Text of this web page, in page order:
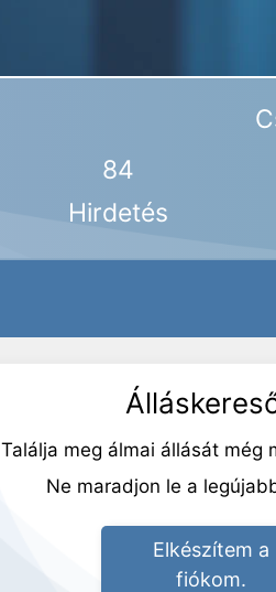
84
Hirdetés
Találja meg álmai állását még
Ne maradjon le a
Elkészítem a
fiókom.